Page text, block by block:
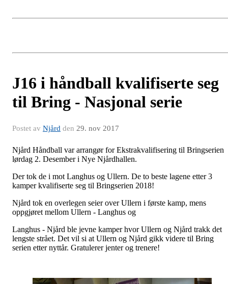
J16 i håndball kvalifiserte seg
til Bring - Nasjonal serie
Postet av Njård den 29. nov 2017
Njård Håndball var arrangør for Ekstrakvalifisering til Bringserien
lørdag 2. Desember i Nye Njårdhallen.
Der tok de i mot Langhus og Ullern. De to beste lagene etter 3
kamper kvalifiserte seg til Bringserien 2018!
Njård tok en overlegen seier over Ullern i første kamp, mens
oppgjøret mellom Ullern - Langhus og
Langhus - Njård ble jevne kamper hvor Ullern og Njård trakk det
lengste strået. Det vil si at Ullern og Njård gikk videre til Bring
serien etter nyttår. Gratulerer jenter og trenere!